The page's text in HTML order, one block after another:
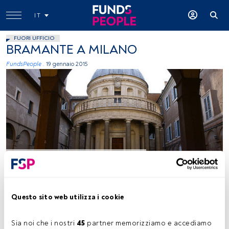
Questo sito web utilizza i cookie
Sia noi che i nostri 45 partner memorizziamo e accediamo
IT
FUORI UFFICIO
BRAMANTE A MILANO
FundsPeople . 19 gennaio 2015
Tempo di lettura:26 s.
a mostra su Bramante alla Pinacoteca di Brera di Milano